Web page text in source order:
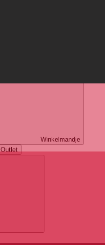
Winkelmandje
Outlet